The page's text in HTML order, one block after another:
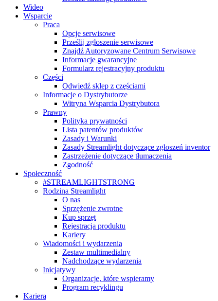
Wideo
Wsparcie
Praca
Opcje serwisowe
Prześlij zgłoszenie serwisowe
Znajdź Autoryzowane Centrum Serwisowe
Informacje gwarancyjne
Formularz rejestracyjny produktu
Części
Odwiedź sklep z częściami
Informacje o Dystrybutorze
Witryna Wsparcia Dystrybutora
Prawny
Polityka prywatności
Lista patentów produktów
Zasady i Warunki
Zasady Streamlight dotyczące zgłoszeń inventor
Zastrzeżenie dotyczące tłumaczenia
Zgodność
Społeczność
#STREAMLIGHTSTRONG
Rodzina Streamlight
O nas
Sprzężenie zwrotne
Kup sprzęt
Rejestracja produktu
Kariery
Wiadomości i wydarzenia
Zestaw multimedialny
Nadchodzące wydarzenia
Inicjatywy
Organizacje, które wspieramy
Program recyklingu
Kariera